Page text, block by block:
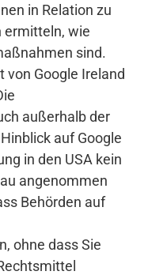
in Relation zu
ermitteln, wie
sind.
von Google Ireland
außerhalb der
auf Google
in den USA kein
angenommen
Behörden auf
ohne dass Sie